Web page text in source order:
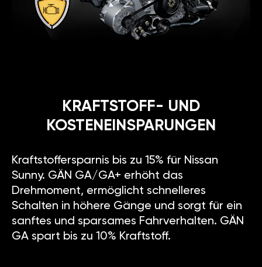
KRAFTSTOFF- UND
KOSTENEINSPARUNGEN
Kraftstoffersparnis bis zu 15% für Nissan
Sunny. GÄN GA/GA+ erhöht das
Drehmoment, ermöglicht schnelleres
Schalten in höhere Gänge und sorgt für ein
sanftes und sparsames Fahrverhalten. GÄN
GA spart bis zu 10% Kraftstoff.